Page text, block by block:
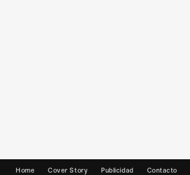
Home Cover Story Publicidad Contacto